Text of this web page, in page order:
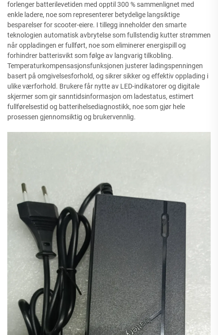
forlenger batterilevetiden med opptil 300 % sammenlignet med
enkle ladere, noe som representerer betydelige langsiktige
besparelser for scooter-eiere. I tillegg inneholder den smarte
teknologien automatisk avbrytelse som fullstendig kutter strømmen
når oppladingen er fullført, noe som eliminerer energispill og
forhindrer batterisvikt som følge av langvarig tilkobling.
Temperaturkompensasjonsfunksjonen justerer ladingspenningen
basert på omgivelsesforhold, og sikrer sikker og effektiv opplading i
ulike værforhold. Brukere får nytte av LED-indikatorer og digitale
skjermer som gir sanntidsinformasjon om ladestatus, estimert
fullførelsestid og batterihelsediagnostikk, noe som gjør hele
prosessen gjennomsiktig og brukervennlig.